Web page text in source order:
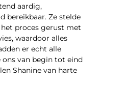
aardig,
bereikbaar. Ze stelde
proces gerust met
waardoor alles
er echt alle
van begin tot eind
Shanine van harte